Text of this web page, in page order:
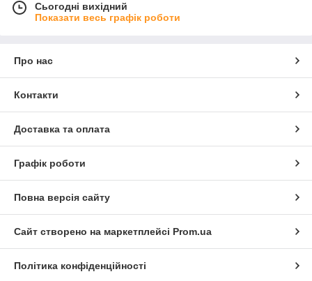
Сьогодні вихідний
Показати весь графік роботи
Про нас
Контакти
Доставка та оплата
Графік роботи
Повна версія сайту
Сайт створено на маркетплейсі Prom.ua
Політика конфіденційності